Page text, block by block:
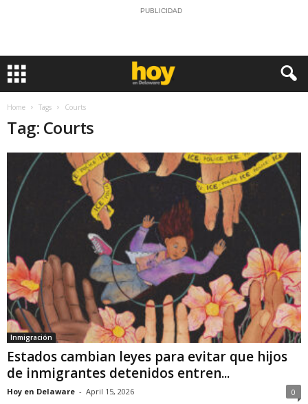
PUBLICIDAD
Home Tags Courts
Tag: Courts
Inmigración
Estados cambian leyes para evitar que hijos
de inmigrantes detenidos entren...
Hoy en Delaware - April 15, 2026 0